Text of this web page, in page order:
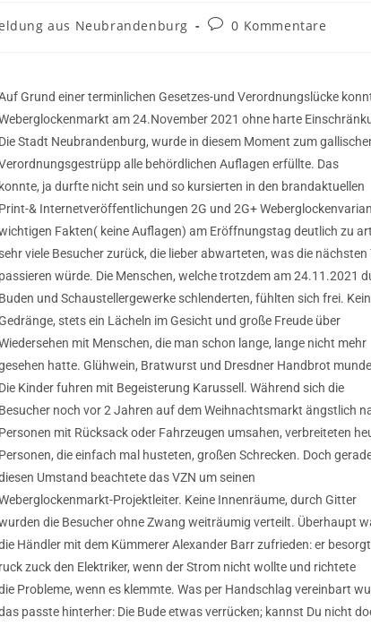
aus Neubrandenburg 0 Kommentare
Grund einer terminlichen Gesetzes-und Verordnungslücke
am 24.November 2021 ohne harte
Die Stadt Neubrandenburg, wurde in diesem Moment zum
alle behördlichen Auflagen erfüllte. Das
konnte, ja durfte nicht sein und so kursierten in den brandaktuellen
Print-& Internetveröffentlichungen 2G und 2G+
Fakten( keine Auflagen) am Eröffnungstag deutlich zu
sehr viele Besucher zurück, die lieber abwarteten, was die nächsten
passieren würde. Die Menschen, welche trotzdem am 24.11.2021
Buden und Schaustellergewerke schlenderten, fühlten sich frei. Kein
stets ein Lächeln im Gesicht und große Freude über
mit Menschen, die man schon lange, lange nicht mehr
hatte. Glühwein, Bratwurst und Dresdner Handbrot
Die Kinder fuhren mit Begeisterung Karussell. Während sich die
Besucher noch vor 2 Jahren auf dem Weihnachtsmarkt ängstlich
Personen mit Rücksack oder Fahrzeugen umsahen, verbreiteten
Personen, die einfach mal husteten, großen Schrecken. Doch
Umstand beachtete das VZN um seinen
Projektleiter. Keine Innenräume, durch Gitter
die Besucher ohne Zwang weiträumig verteilt. Überhaupt
Händler mit dem Kümmerer Alexander Barr zufrieden: er
ruck zuck den Elektriker, wenn der Strom nicht wollte und richtete
Probleme, wenn es klemmte. Was per Handschlag vereinbart
passte hinterher: Die Bude etwas verrücken; kannst Du nicht